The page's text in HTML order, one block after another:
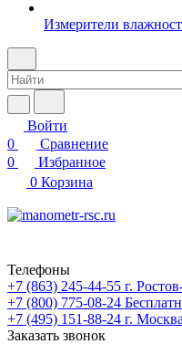
Измерители
Войти
0
Сравнение
0
Избранное
0 Корзина
Телефоны
+7 (863) 245-44-55 г.
+7 (800) 775-08-24
+7 (495) 151-88-24 г. Москва
Заказать звонок